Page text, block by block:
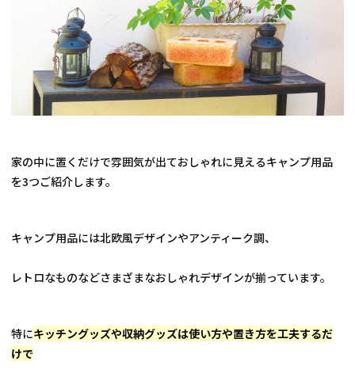
家の中に置くだけで雰囲気が出ておしゃれに見えるキャンプ用品
を3つご紹介します。
キャンプ用品には北欧風デザインやアンティーク調、
レトロなものなどさまざまなおしゃれデザインが揃っています。
特にキッチングッズや収納グッズは使い方や置き方を工夫するだ
けで